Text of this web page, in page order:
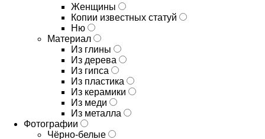
Женщины
Копии известных статуй
Ню
Материал
Из глины
Из дерева
Из гипса
Из пластика
Из керамики
Из меди
Из металла
Фотографии
Чёрно-белые